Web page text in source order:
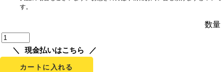
す。
数量
現金払いはこちら
カートに入れる